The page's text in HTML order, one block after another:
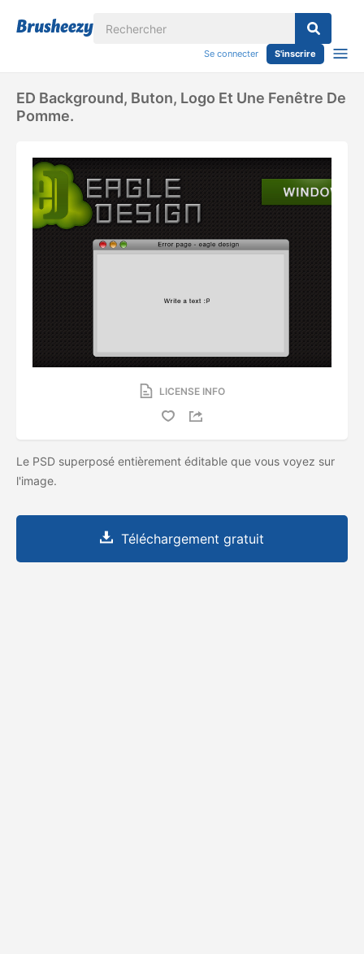
Se connecter S'inscrire
ED Background, Buton, Logo Et Une Fenêtre De
Pomme.
LICENSE INFO
Le PSD superposé entièrement éditable que vous voyez sur
l'image.
Téléchargement gratuit